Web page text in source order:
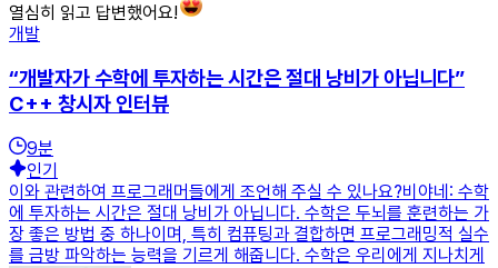
열심히 읽고 답변했어요!
개발
“개발자가 수학에 투자하는 시간은 절대 낭비가 아닙니다”
C++ 창시자 인터뷰
9분
인기
이와 관련하여 프로그래머들에게 조언해 주실 수 있나요?비야네: 수학
에 투자하는 시간은 절대 낭비가 아닙니다. 수학은 두뇌를 훈련하는 가
장 좋은 방법 중 하나이며, 특히 컴퓨팅과 결합하면 프로그래밍적 실수
를 금방 파악하는 능력을 기르게 해줍니다. 수학은 우리에게 지나치게